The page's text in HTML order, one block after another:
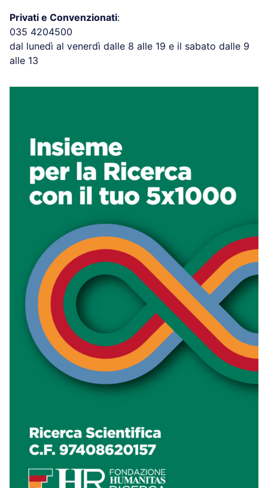
Privati e Convenzionati:
035 4204500
dal lunedì al venerdì dalle 8 alle 19 e il sabato dalle 9
alle 13